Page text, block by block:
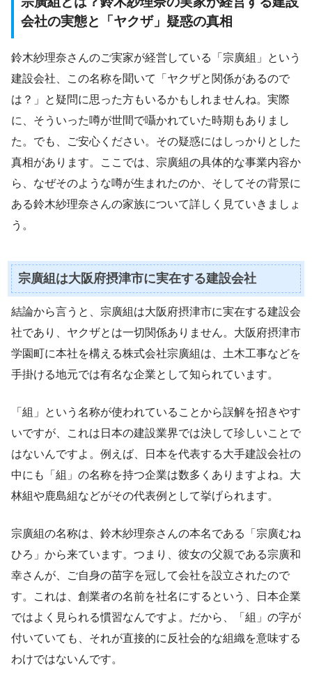
会社の実態と「ヤクザ」疑惑の真相
鈴木紗理奈さんのご実家が経営している「宗廣組」という
建設会社、この名称を聞いて「ヤクザと関係があるので
は？」と疑問に思った方もいるかもしれませんね。実際
に、そういった噂が世間で囁かれていた時期もありまし
た。でも、ご安心ください。その疑惑にはしっかりとした
真相があります。ここでは、宗廣組の具体的な事業内容か
ら、なぜそのような噂が生まれたのか、そしてその背景に
ある鈴木紗理奈さんの家族について詳しく見ていきましょ
う。
宗廣組は大阪府摂津市に実在する建設会社
結論から言うと、宗廣組は大阪府摂津市に実在する建設会
社であり、ヤクザとは一切関係ありません。大阪府摂津市
学園町に本社を構える株式会社宗廣組は、土木工事などを
手掛ける地元では有名な企業として知られています。
「組」という名称が使われていることから誤解を招きやす
いですが、これは日本の建設業界では決して珍しいことで
はないんですよ。例えば、日本を代表する大手建設会社の
中にも「組」の名称を持つ企業は数多くありますよね。大
林組や鹿島組などがその代表例として挙げられます。
宗廣組の名称は、鈴木紗理奈さんの本名である「宗廣むね
ひろ」から来ています。つまり、彼女の父親である宗廣和
幸さんが、ご自身の苗字を冠して会社を設立されたので
す。これは、創業者の名前を社名にするという、日本企業
ではよく見られる慣習なんですよ。だから、「組」の字が
付いていても、それが直接的に反社会的な組織を意味する
わけではないんです。